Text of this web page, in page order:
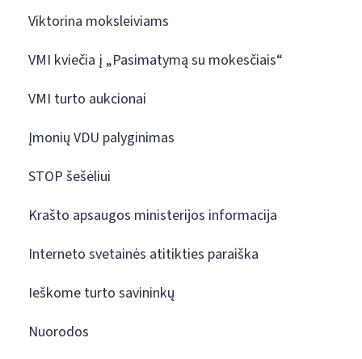
Viktorina moksleiviams
VMI kviečia į „Pasimatymą su mokesčiais“
VMI turto aukcionai
Įmonių VDU palyginimas
STOP šešėliui
Krašto apsaugos ministerijos informacija
Interneto svetainės atitikties paraiška
Ieškome turto savininkų
Nuorodos